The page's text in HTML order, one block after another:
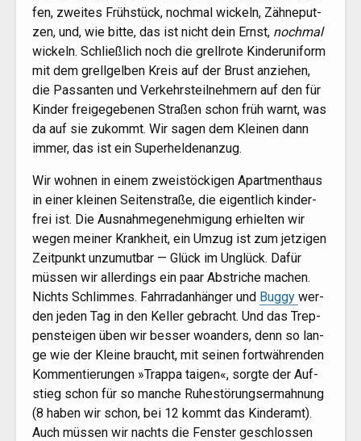
fen, zwei­tes Früh­stück, noch­mal wickeln, Zäh­ne­put­
zen, und, wie bit­te, das ist nicht dein Ernst, noch­mal
wickeln. Schließ­lich noch die grell­ro­te Kin­der­uni­form
mit dem grell­gel­ben Kreis auf der Brust anzie­hen,
die Pas­san­ten und Ver­kehrs­teil­neh­mern auf den für
Kin­der frei­ge­ge­be­nen Stra­ßen schon früh warnt, was
da auf sie zukommt. Wir sagen dem Klei­nen dann
immer, das ist ein Superheldenanzug.
Wir woh­nen in einem zwei­stö­cki­gen Apart­ment­haus
in einer klei­nen Sei­ten­stra­ße, die eigent­lich kin­der­
frei ist. Die Aus­nah­me­ge­neh­mi­gung erhiel­ten wir
wegen mei­ner Krank­heit, ein Umzug ist zum jet­zi­gen
Zeit­punkt unzu­mut­bar — Glück im Unglück. Dafür
müs­sen wir aller­dings ein paar Abstri­che machen.
Nichts Schlim­mes. Fahr­rad­an­hän­ger und Bug­gy wer­
den jeden Tag in den Kel­ler gebracht. Und das Trep­
pen­stei­gen üben wir bes­ser woan­ders, denn so lan­
ge wie der Klei­ne braucht, mit sei­nen fort­wäh­ren­den
Kom­men­tie­run­gen »Trap­pa tai­gen«, sorg­te der Auf­
stieg schon für so man­che Ruhe­stö­rungs­ermah­nung
(8 haben wir schon, bei 12 kommt das Kin­der­amt).
Auch müs­sen wir nachts die Fens­ter geschlos­sen